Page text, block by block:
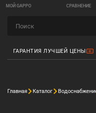
МОЙ GAPPO СРАВНЕНИЕ
ГАРАНТИЯ ЛУЧШЕЙ ЦЕНЫ
Главная Каталог